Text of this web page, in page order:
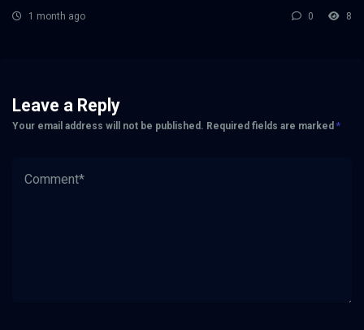
1 month ago 0 8
Leave a Reply
Your email address will not be published. Required fields are marked *